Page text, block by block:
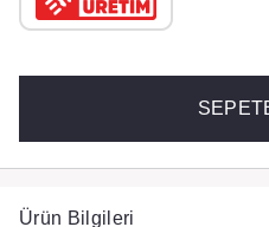
Ürün Bilgileri